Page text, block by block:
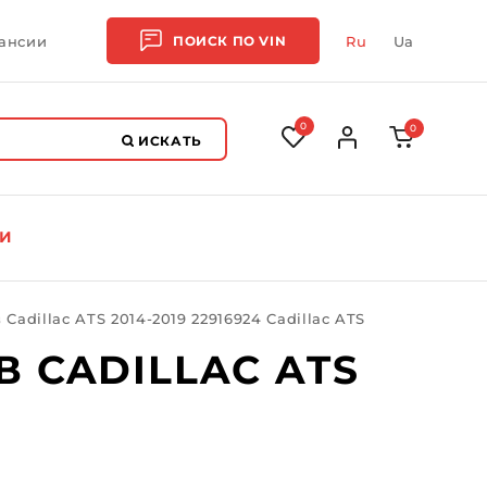
ПОИСК ПОVIN Ru Ua
ИСКАТЬ
0 0
ATS 2014-2019 22916924 Cadillac ATS
ATS